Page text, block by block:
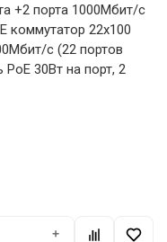
+2 порта 1000Мбит/с
коммутатор 22x100
с (22 портов
30Вт на порт, 2
+